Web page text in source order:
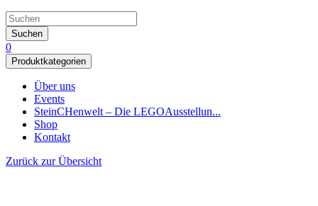
Suchen
0
Produktkategorien
Über uns
Events
SteinCHenwelt – Die LEGOAusstellun...
Shop
Kontakt
Zurück zur Übersicht